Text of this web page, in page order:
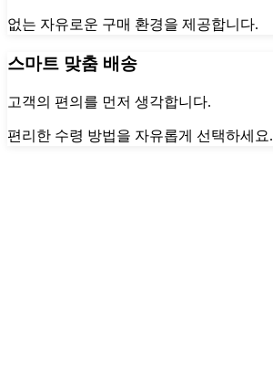
없는 자유로운 구매 환경을 제공합니다.
스마트 맞춤 배송
고객의 편의를 먼저 생각합니다.
편리한 수령 방법을 자유롭게 선택하세요.